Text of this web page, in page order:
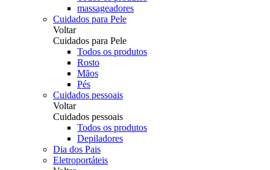
massageadores
Cuidados para Pele
Voltar
Cuidados para Pele
Todos os produtos
Rosto
Mãos
Pés
Cuidados pessoais
Voltar
Cuidados pessoais
Todos os produtos
Depiladores
Dia dos Pais
Eletroportáteis